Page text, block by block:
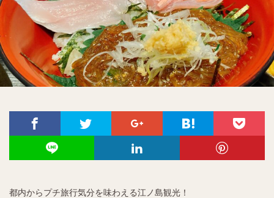
都内からプチ旅行気分を味わえる江ノ島観光！